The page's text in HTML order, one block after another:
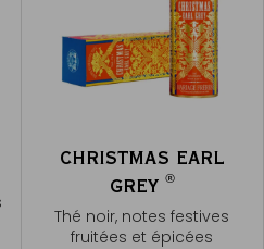
CHRISTMAS EARL
GREY ®
Thé noir, notes festives
fruitées et épicées